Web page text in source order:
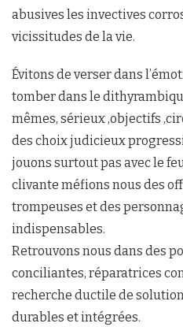
abusives les invectives
vicissitudes de la vie.
Évitons de verser dans
tomber dans le
mêmes, sérieux ,objectifs
des choix judicieux
jouons surtout pas avec le
clivante méfions nous des
trompeuses et des
indispensables.
Retrouvons nous dans des
conciliantes, réparatrices
recherche ductile de
durables et intégrées.